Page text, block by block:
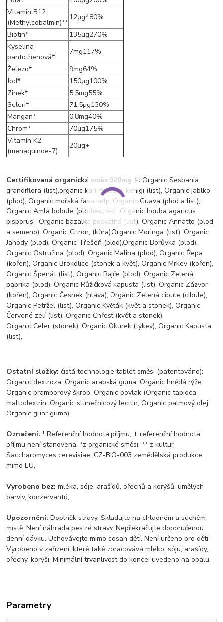
Vitamin B12
(Methylcobalmin)**
12μg480%
Biotin*
135μg270%
Kyselina
pantothenová*
7mg117%
Železo*
9mg64%
Jod*
150μg100%
Zinek*
5,5mg55%
Selen*
71,5μg130%
Mangan*
0,8mg40%
Chrom*
70μg175%
Vitamín K2
(menaquinoe-7)
20μg+
Certifikovaná organická směs 920mg +: Organic Sesbania
grandiflora (list),organic kari murraya kenigi (list), Organic jablko
(plod), Organic mořská řasa kelp, Organic Guava (plod a list),
Organic Amla bobule (plod)extrakt, Organic houba agaricus
bisporus, Organic bazalka posvátná (list), Organic Annatto (plod
a semeno), Organic Citrón, (kůra),Organic Moringa (list), Organic
Jahody (plod), Organic Třešeň (plod),Organic Borůvka (plod),
Organic Ostružina (plod), Organic Malina (plod), Organic Řepa
(kořen), Organic Brokolice (stonek a květ), Organic Mrkev (kořen),
Organic Špenát (list), Organic Rajče (plod), Organic Zelená
paprika (plod), Organic Růžičková kapusta (list), Organic Zázvor
(kořen), Organic Česnek (hlava), Organic Zelená cibule (cibule),
Organic Petržel (list), Organic Květák (květ a stonek), Organic
Červené zelí (list), Organic Chřest (květ a stonek),
Organic Celer (stonek), Organic Okurek (tykev), Organic Kapusta
(list),
Ostatní složky: čistá technologie tablet směsi (patentováno):
Organic dextroza, Organic arabská guma, Organic hnědá rýže,
Organic bramborový škrob, Organic povlak (Organic tapioca
maltodextrin, Organic slunečnicový lecitin, Organic palmový olej,
Organic guar guma),
Označení: ¹ Referenční hodnota příjmu, + referenční hodnota
příjmu není stanovena, *z organické směsi, ** z kultur
Saccharomyces cerevisiae, CZ-BIO-003 zemědělská produkce
mimo EU,
Vyrobeno bez:mléka, sóje, arašídů, ořechů a korýšů, umělých
barviv, konzervantů,
Upozornění: Doplněk stravy. Skladujte na chladném a suchém
místě. Není náhrada pestré stravy. Nepřekračujte doporučenou
denní dávku. Uchovávejte mimo dosah dětí. Není určeno pro děti.
Vyrobeno v zařízení, které také zpracovává mléko, sóju, arašídy,
ořechy, korýši. Minimální trvanlivost do konce: uvedeno na obalu.
Parametry